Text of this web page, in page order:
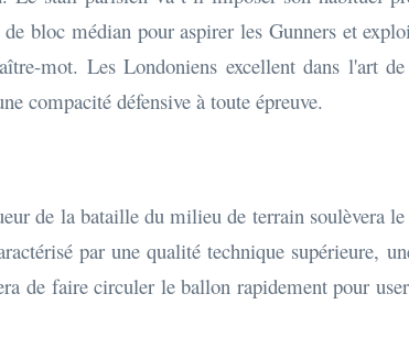
bloc médian pour aspirer les Gunners et
mot. Les Londoniens excellent dans l'art
compacité défensive à toute épreuve.
de la bataille du milieu de terrain soulèvera
par une qualité technique supérieure,
de faire circuler le ballon rapidement pour